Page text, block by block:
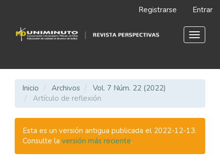
Contenido
principal
Registrarse Entrar
Toggle
Inicio Archivos
Vol. 7 Núm. 22 (2022)
Artículo de reflexión
Esta es un versión antigua publicada el 2022-12-13.
Consulte la versión más reciente.